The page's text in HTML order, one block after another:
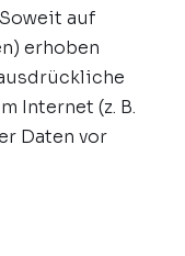
auf
erhoben
Internet (z. B.
Daten vor